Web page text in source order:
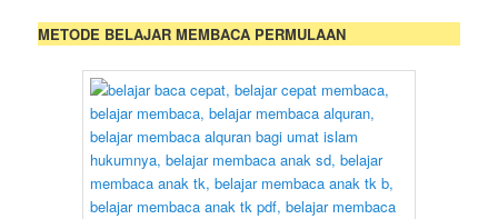
METODE BELAJAR MEMBACA PERMULAAN